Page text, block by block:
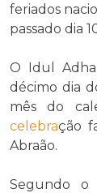
feriados
passado dia
O Idul
décimo dia
mês do
celebração
Abraão.
Segundo o